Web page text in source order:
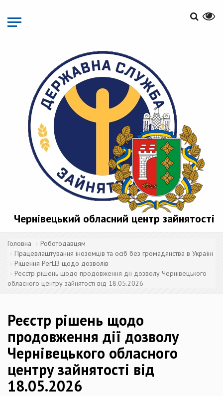
основного
матеріалу
Чернівецький обласний центр зайнятості
Головна
Роботодавцям
Працевлаштування іноземців та осіб без громадянства в Україні
Рішення РегЦЗ щодо дозволів
Реєстр рішень щодо продовження дії дозволу Чернівецького
обласного центру зайнятості від 18.05.2026
Реєстр рішень щодо
продовження дії дозволу
Чернівецького обласного
центру зайнятості від
18.05.2026